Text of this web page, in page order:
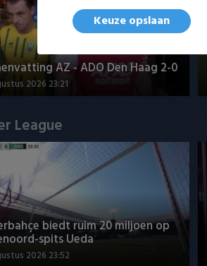
AZ - ADO Den Haag 2-0
2026 23:21
League
biedt ruim 20 miljoen op
spits Ueda
2026 23:52
Keuze opslaan